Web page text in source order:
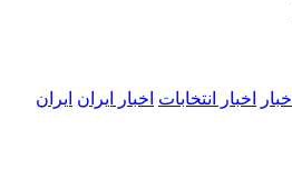
اخبار اخبار انتخابات اخبار ایران ایران